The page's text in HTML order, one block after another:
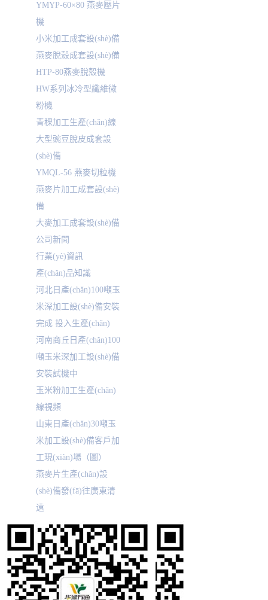
YMYP-60×80 燕麥壓片
機
小米加工成套設(shè)備
燕麥脫殼成套設(shè)備
HTP-80燕麥脫殼機
HW系列冰冷型纖維微
粉機
青稞加工生產(chǎn)線
大型豌豆脫皮成套設
(shè)備
YMQL-56 燕麥切粒機
燕麥片加工成套設(shè)
備
大麥加工成套設(shè)備
公司新聞
行業(yè)資訊
產(chǎn)品知識
河北日產(chǎn)100噸玉
米深加工設(shè)備安裝
完成 投入生產(chǎn)
河南商丘日產(chǎn)100
噸玉米深加工設(shè)備
安裝試機中
玉米粉加工生產(chǎn)
線視頻
山東日產(chǎn)30噸玉
米加工設(shè)備客戶加
工現(xiàn)場（圖）
燕麥片生產(chǎn)設
(shè)備發(fā)往廣東清
遠